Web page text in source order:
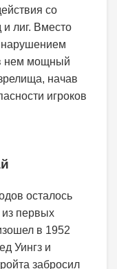
со
лиг. Вместо
нарушением
нем мощный
начав
игроков
осталось
первых
в 1952
Уингз и
забросил